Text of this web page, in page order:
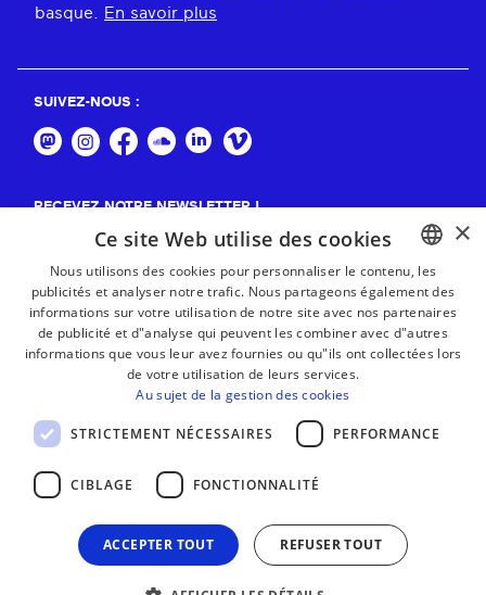
basque.
En savoir plus
SUIVEZ-NOUS :
RECEVEZ NOTRE NEWSLETTER !
BASQUE
FRENCH
×
Ce site Web utilise des cookies
Nous utilisons des cookies pour personnaliser le contenu, les
publicités et analyser notre trafic. Nous partageons également des
informations sur votre utilisation de notre site avec nos partenaires
de publicité et d"analyse qui peuvent les combiner avec d"autres
informations que vous leur avez fournies ou qu"ils ont collectées lors
de votre utilisation de leurs services.
Au sujet de la gestion des cookies
STRICTEMENT NÉCESSAIRES PERFORMANCE
CIBLAGE FONCTIONNALITÉ
ACCEPTER TOUT REFUSER TOUT